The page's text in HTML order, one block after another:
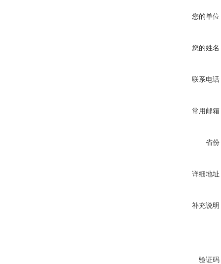
您的单位
您的姓名
联系电话
常用邮箱
省份
详细地址
补充说明
验证码